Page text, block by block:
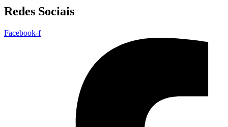
Redes Sociais
Facebook-f